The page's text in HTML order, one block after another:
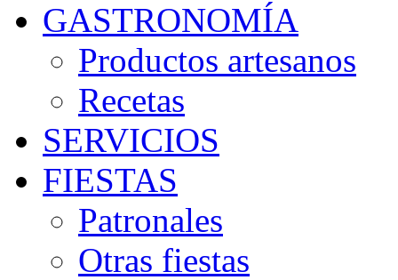
GASTRONOMÍA
Productos artesanos
Recetas
SERVICIOS
FIESTAS
Patronales
Otras fiestas